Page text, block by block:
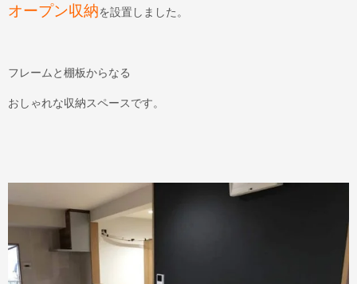
オープン収納を設置しました。
フレームと棚板からなる
おしゃれな収納スペースです。